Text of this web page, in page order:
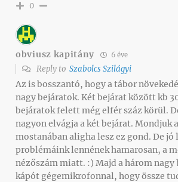
0
obviusz kapitány 6 éve
Reply to Szabolcs Szilágyi
Az is bosszantó, hogy a tábor
nagy bejáratok. Két bejárat között kb
bejáratok felett még elfér száz körül.
nagyon elvágja a két bejárat. Mondjuk
mostanában aligha lesz ez gond. De jó
problémáink lennének hamarosan, a
nézőszám miatt. :) Majd a három
kápót gégemikrofonnal, hogy össze